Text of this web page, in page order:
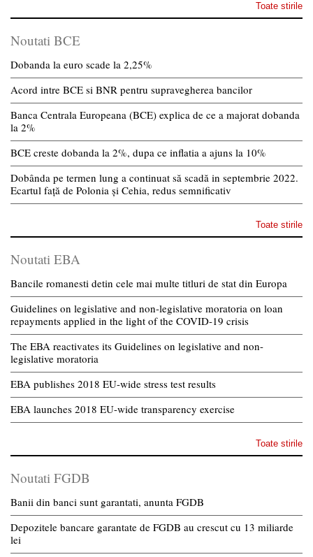
Toate stirile
Noutati BCE
Dobanda la euro scade la 2,25%
Acord intre BCE si BNR pentru supravegherea bancilor
Banca Centrala Europeana (BCE) explica de ce a majorat dobanda
la 2%
BCE creste dobanda la 2%, dupa ce inflatia a ajuns la 10%
Dobânda pe termen lung a continuat să scadă in septembrie 2022.
Ecartul față de Polonia și Cehia, redus semnificativ
Toate stirile
Noutati EBA
Bancile romanesti detin cele mai multe titluri de stat din Europa
Guidelines on legislative and non-legislative moratoria on loan
repayments applied in the light of the COVID-19 crisis
The EBA reactivates its Guidelines on legislative and non-
legislative moratoria
EBA publishes 2018 EU-wide stress test results
EBA launches 2018 EU-wide transparency exercise
Toate stirile
Noutati FGDB
Banii din banci sunt garantati, anunta FGDB
Depozitele bancare garantate de FGDB au crescut cu 13 miliarde
lei